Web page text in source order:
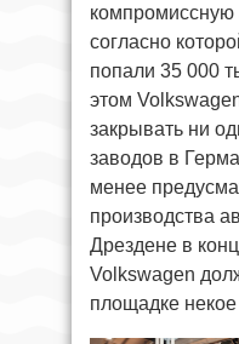
компромиссную
согласно
попали 35 000
этом
закрывать ни
заводов в
менее
производства
Дрездене в
Volkswagen
площадке